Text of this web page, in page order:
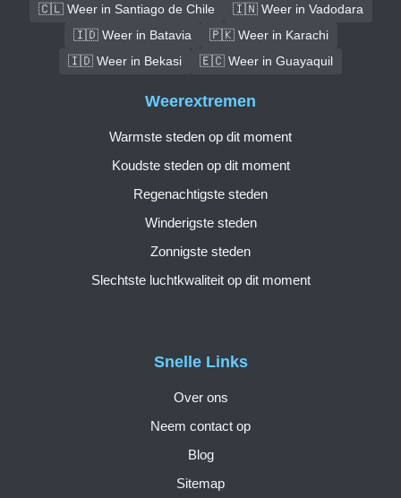
🇨🇱 Weer in Santiago de Chile
🇮🇳 Weer in Vadodara
🇮🇩 Weer in Batavia
🇵🇰 Weer in Karachi
🇮🇩 Weer in Bekasi
🇪🇨 Weer in Guayaquil
Snelle Links
Over ons
Neem contact op
Blog
Sitemap
Weerextremen
Warmste steden op dit moment
Koudste steden op dit moment
Regenachtigste steden
Winderigste steden
Zonnigste steden
Slechtste luchtkwaliteit op dit moment